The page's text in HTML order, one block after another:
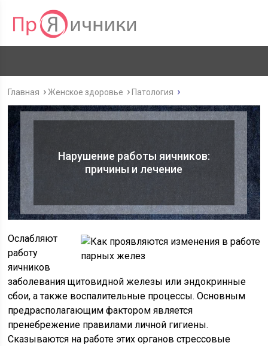
Главная Женское здоровье Патология
Нарушение работы яичников:
причины и лечение
Ослабляют
работу
яичников
заболевания щитовидной железы или эндокринные
сбои, а также воспалительные процессы. Основным
предрасполагающим фактором является
пренебрежение правилами личной гигиены.
Сказываются на работе этих органов стрессовые